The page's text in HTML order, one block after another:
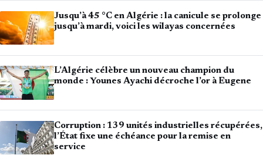
Jusqu’à 45 °C en Algérie : la canicule se prolonge
jusqu’à mardi, voici les wilayas concernées
L’Algérie célèbre un nouveau champion du
monde : Younes Ayachi décroche l’or à Eugene
Corruption : 139 unités industrielles récupérées,
l’État fixe une échéance pour la remise en
service